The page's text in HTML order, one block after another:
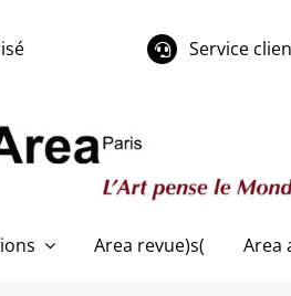
Service
Area revue)s( Area